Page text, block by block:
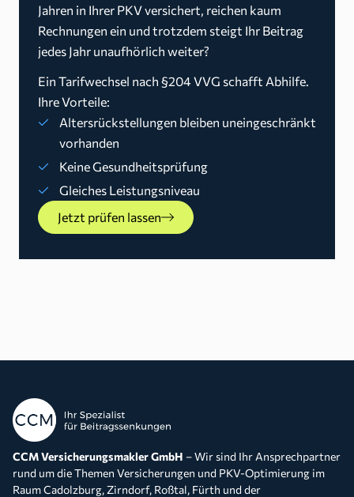
Jahren in Ihrer PKV versichert, reichen kaum
Rechnungen ein und trotzdem steigt Ihr Beitrag
jedes Jahr unaufhörlich weiter?
Ein Tarifwechsel nach §204 VVG schafft Abhilfe.
Ihre Vorteile:
Altersrückstellungen bleiben uneingeschränkt
vorhanden
Keine Gesundheitsprüfung
Gleiches Leistungsniveau
Jetzt prüfen lassen
CCM Versicherungsmakler GmbH – Wir sind Ihr Ansprechpartner
rund um die Themen Versicherungen und PKV-Optimierung im
Raum Cadolzburg, Zirndorf, Roßtal, Fürth und der